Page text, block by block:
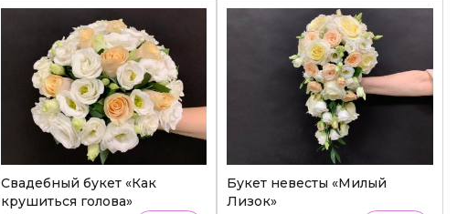
Свадебный букет «Как
крушиться голова»
Букет невесты «Милый
Лизок»